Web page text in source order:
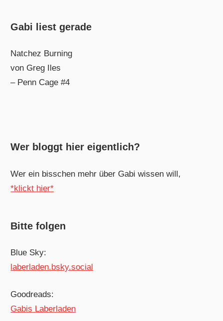
Gabi liest gerade
Natchez Burning
von Greg Iles
– Penn Cage #4
Wer bloggt hier eigentlich?
Wer ein bisschen mehr über Gabi wissen will,
*klickt hier*
Bitte folgen
Blue Sky:
laberladen.bsky.social
Goodreads:
Gabis Laberladen